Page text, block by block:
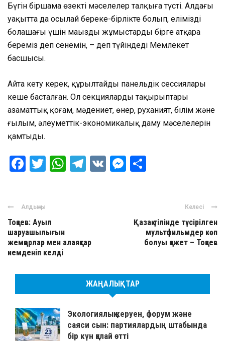
Бүгін біршама өзекті мәселелер талқыға түсті. Алдағы
уақытта да осылай береке-бірлікте болып, еліміздің
болашағы үшін маңызды жұмыстарды бірге атқара
береміз деп сенемін, – деп түйіндеді Мемлекет
басшысы.
Айта кету керек, құрылтайдың панельдік сессиялары
кеше басталған. Ол секциялардың тақырыптары
азаматтық қоғам, мәдениет, өнер, руханият, білім және
ғылым, әлеуметтік-экономикалық даму мәселелерін
қамтыды.
Facebook
Twitter
WhatsApp
Telegram
VK Messenger
Алдыңғы
Тоқаев: Ауыл
шаруашылығын
жемқорлар мен алаяқтар
иемденіп келді
Келесі
Қазақ тілінде түсірілген
мультфильмдер көп
болуы қажет – Тоқаев
ЖАҢАЛЫҚТАР
Экологиялық керуен, форум және
саяси сын: партиялардың штабында
бір күн қалай өтті